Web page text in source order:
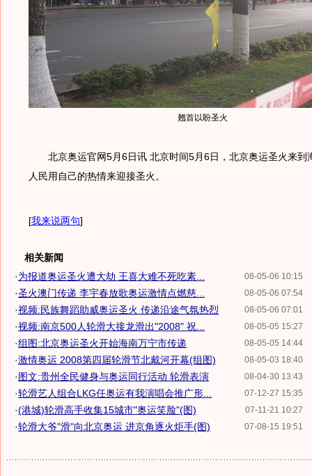
翘首以盼圣火
北京奥运官网5月6日讯 北京时间5月6日，北京奥运圣火来到
人民用自己的热情来迎接圣火。
[我来说两句]
相关新闻
08-05-06 10:15
·为报道奥运圣火遭大劫 王喜大难不死吃素...
08-05-06 07:54
·圣火澳门传递 李宇春放歌奥运激情点燃慈...
08-05-06 07:01
·视频:民族舞蹈助威奥运圣火 传递沿途气氛热烈
08-05-05 15:27
·视频:南京500人轮滑大接龙滑出"2008" 祝...
08-05-05 14:44
·组图:北京奥运圣火开始海南万宁市传递
08-05-03 18:40
·激情奥运 2008第四届轮滑节北戴河开幕(组图)
08-04-30 13:43
·图文:贵州全民健身与奥运同行活动 轮滑表演
07-12-27 15:35
·轮滑艺人组合LKG任奥运有我演唱会推广形...
07-11-21 10:27
·(港城)轮滑高手收集15城市"奥运笑脸"(图)
07-08-15 19:51
·轮滑大爷"滑"向北京奥运 进京角逐火炬手(图)